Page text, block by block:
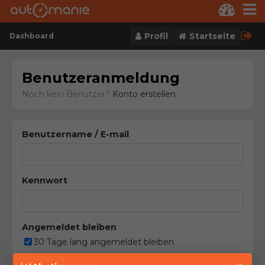
Dashboard Profil Startseite
Benutzeranmeldung
Noch kein Benutzer? Konto erstellen
Benutzername / E-mail
Kennwort
Angemeldet bleiben
30 Tage lang angemeldet bleiben